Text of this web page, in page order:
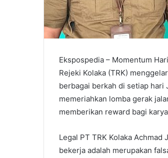
Ekspospedia – Momentum
Rejeki Kolaka (TRK)
berbagai berkah di setiap hari
memeriahkan lomba gerak
memberikan reward bagi
Legal PT TRK Kolaka
bekerja adalah merupakan